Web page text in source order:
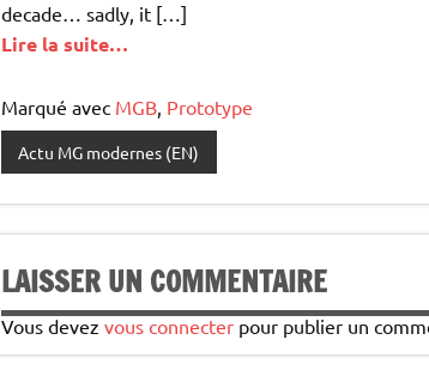
decade… sadly, it […]
Lire la suite…
Marqué avec MGB, Prototype
Actu MG modernes (EN)
LAISSER UN COMMENTAIRE
Vous devez vous connecter pour publier un